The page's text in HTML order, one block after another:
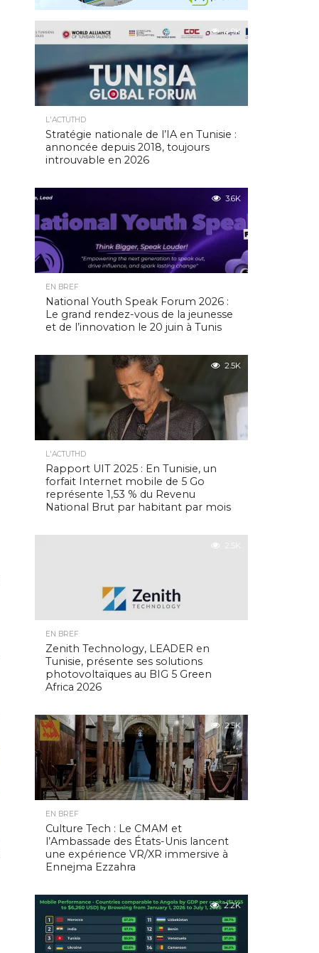
4.9K
L'ACTUTHD
Stratégie nationale de l’IA en Tunisie :
annoncée depuis 2018, toujours
introuvable en 2026
3.6K
EN BREF
National Youth Speak Forum 2026 :
Le grand rendez-vous de la jeunesse
et de l’innovation le 20 juin à Tunis
2.5K
L'ACTUTHD
Rapport UIT 2025 : En Tunisie, un
forfait Internet mobile de 5 Go
représente 1,53 % du Revenu
National Brut par habitant par mois
2.5K
EN BREF
Zenith Technology, LEADER en
Tunisie, présente ses solutions
photovoltaïques au BIG 5 Green
Africa 2026
2.5K
EN BREF
Culture Tech : Le CMAM et
l’Ambassade des États-Unis lancent
une expérience VR/XR immersive à
Ennejma Ezzahra
2.2K